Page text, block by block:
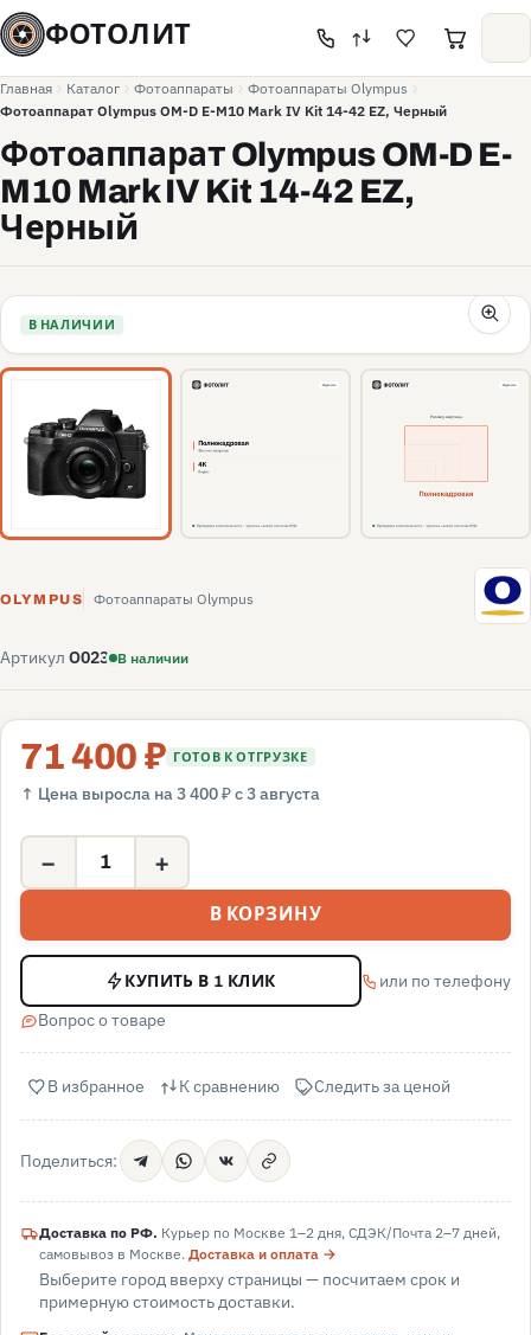
ФОТОЛИТ
Главная Каталог Фотоаппараты
Фотоаппараты Olympus
Фотоаппарат Olympus OM-D E-M10 Mark IV Kit 14-42 EZ, Черный
Фотоаппарат Olympus OM-D E-
M10 Mark IV Kit 14-42 EZ,
Черный
В НАЛИЧИИ
OLYMPUS Фотоаппараты Olympus O
Артикул O023 В наличии
71 400 ₽ ГОТОВ К ОТГРУЗКЕ
↑ Цена выросла на 3 400 ₽ с 3 августа
− +
В КОРЗИНУ
КУПИТЬ В 1 КЛИК
или по телефону
Вопрос о товаре
В избранное К сравнению Следить за ценой
Поделиться:
Доставка по РФ. Курьер по Москве 1–2 дня, СДЭК/Почта 2–7 дней,
самовывоз в Москве.Доставка и оплата →
Выберите город вверху страницы — посчитаем срок и
примерную стоимость доставки.